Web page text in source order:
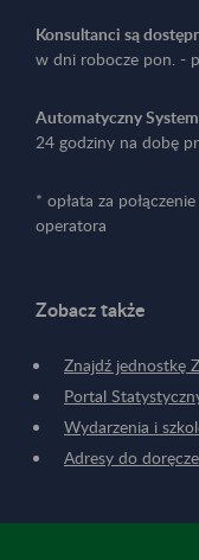
Konsultanci są
w dni robocze pon. -
Automatyczny
24 godziny na dobę
* opłata za
operatora
Zobacz także
Znajdź jednostkę
Portal
Wydarzenia i
Adresy do